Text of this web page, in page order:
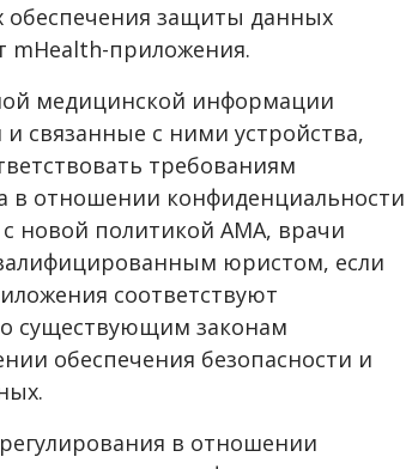
обеспечения защиты данных
mHealth-приложения.
медицинской информации
связанные с ними устройства,
требованиям
в отношении конфиденциальности
с новой политикой АМА, врачи
юристом, если
соответствуют
существующим законам
обеспечения безопасности и
в отношении